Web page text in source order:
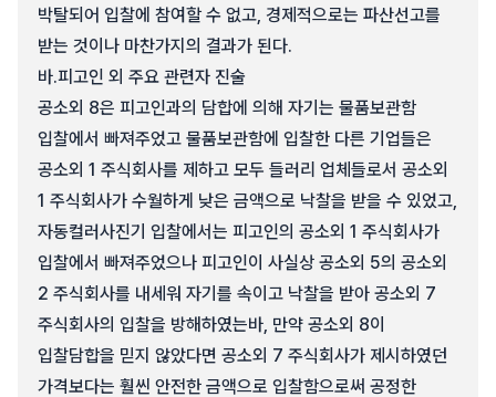
박탈되어 입찰에 참여할 수 없고, 경제적으로는 파산선고를
받는 것이나 마찬가지의 결과가 된다.
바.피고인 외 주요 관련자 진술
공소외 8은 피고인과의 담합에 의해 자기는 물품보관함
입찰에서 빠져주었고 물품보관함에 입찰한 다른 기업들은
공소외 1 주식회사를 제하고 모두 들러리 업체들로서 공소외
1 주식회사가 수월하게 낮은 금액으로 낙찰을 받을 수 있었고,
자동컬러사진기 입찰에서는 피고인의 공소외 1 주식회사가
입찰에서 빠져주었으나 피고인이 사실상 공소외 5의 공소외
2 주식회사를 내세워 자기를 속이고 낙찰을 받아 공소외 7
주식회사의 입찰을 방해하였는바, 만약 공소외 8이
입찰담합을 믿지 않았다면 공소외 7 주식회사가 제시하였던
가격보다는 훨씬 안전한 금액으로 입찰함으로써 공정한